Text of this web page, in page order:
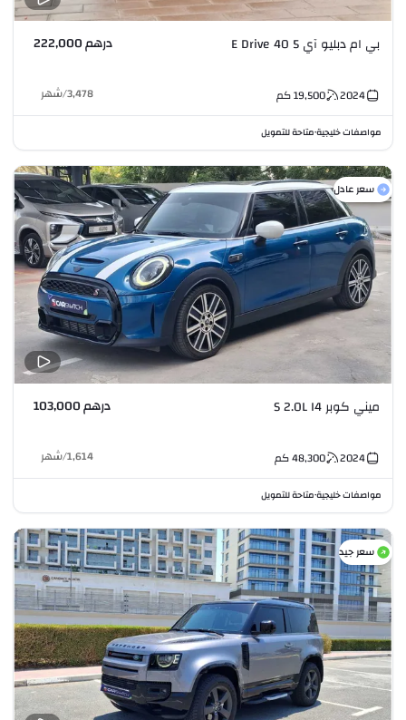
بي ام دبليو آي 5 E Drive 40 درهم 222,000
2024
19,500كم 3,478
/شهر
مواصفات خليجية•متاحة للتمويل
سعر عادل
ميني كوبر S 2.0L I4 درهم 103,000
2024
48,300كم 1,614
/شهر
مواصفات خليجية•متاحة للتمويل
سعر جيد